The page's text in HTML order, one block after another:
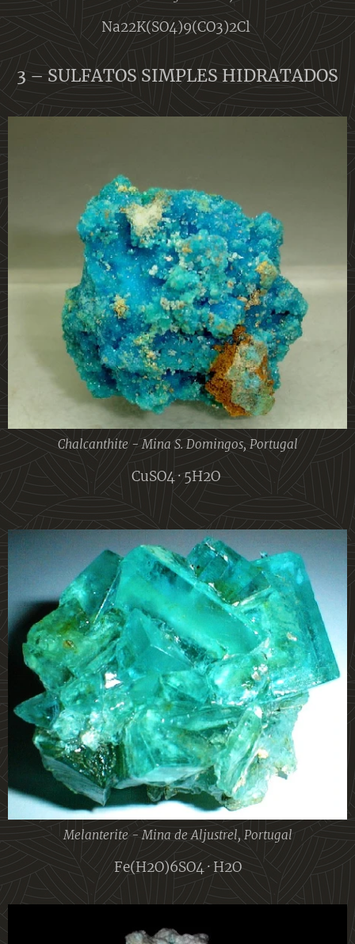
Na22K(SO4)9(CO3)2Cl
3 – SULFATOS SIMPLES HIDRATADOS
Chalcanthite - Mina S. Domingos, Portugal
CuSO4 · 5H2O
Melanterite - Mina de Aljustrel, Portugal
Fe(H2O)6SO4 · H2O